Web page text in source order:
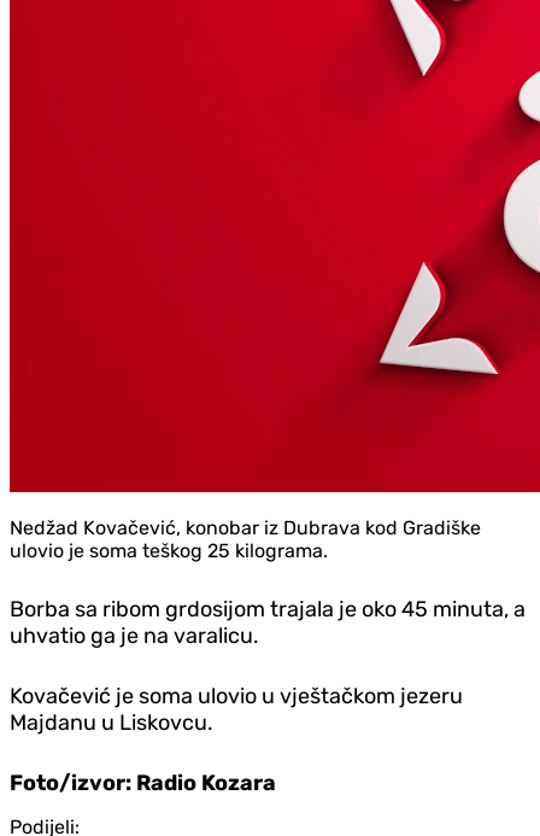
Nedžad Kovačević, konobar iz Dubrava kod Gradiške
ulovio je soma teškog 25 kilograma.
Borba sa ribom grdosijom trajala je oko 45 minuta, a
uhvatio ga je na varalicu.
Kovačević je soma ulovio u vještačkom jezeru
Majdanu u Liskovcu.
Foto/izvor: Radio Kozara
Podijeli: